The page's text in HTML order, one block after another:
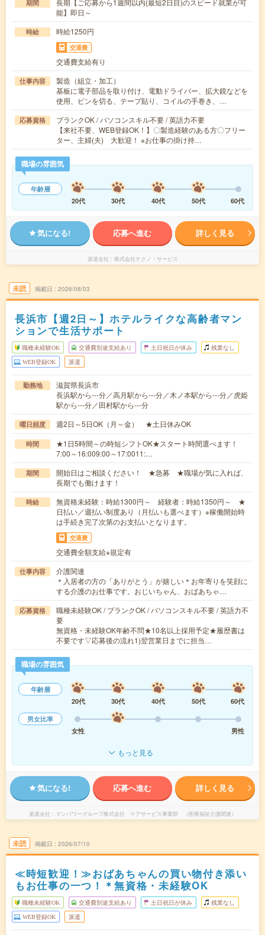
期間
長期【ご応募から1週間以内(最短2日目)のスピード就業が可
能】即日～
時給 時給1250円
交通費
交通費支給有り
仕事内容
製造（組立・加工）
基板に電子部品を取り付け、電動ドライバー、拡大鏡などを
使用、ピンを切る、テープ貼り、コイルの手巻き、…
応募資格
ブランクOK / パソコンスキル不要 / 英語力不要
【来社不要、WEB登録OK！】〇製造経験のある方〇フリー
ター、主婦(夫) 大歓迎！ ※お仕事の掛け持…
職場の雰囲気
年齢層
20代
30代 40代 50代 60代
気になる! 応募へ進む 詳しく見る
派遣会社 株式会社テクノ・サービス
未読 掲載日 2026/08/03
長浜市【週2日～】ホテルライクな高齢者マン
ションで生活サポート
職種未経験OK 交通費別途支給あり 土日祝日が休み 残業なし
WEB登録OK 派遣
勤務地
滋賀県長浜市
長浜駅から---分／高月駅から---分／木ノ本駅から---分／虎姫
駅から---分／田村駅から---分
曜日頻度 週2日～5日OK（月～金） ★土日休みOK
時間
★1日5時間～の時短シフトOK★スタート時間選べます！
7:00～16:009:00～17:0011:…
期間
開始日はご相談ください！ ★急募 ★職場が気に入れば、
長期でも働けます！
時給
無資格未経験：時給1300円～ 経験者：時給1350円～ ★
日払い／週払い制度あり（月払いも選べます）※稼働開始時
は手続き完了次第のお支払いとなります。
交通費
交通費全額支給※規定有
仕事内容
介護関連
＊入居者の方の「ありがとう」が嬉しい＊お年寄りを笑顔に
する介護のお仕事です。おじいちゃん、おばあちゃ…
応募資格
職種未経験OK / ブランクOK / パソコンスキル不要 / 英語力不
要
無資格・未経験OK年齢不問★10名以上採用予定★履歴書は
不要です▽応募後の流れ1)翌営業日までに担当…
職場の雰囲気
年齢層
20代
30代 40代 50代
60代
男女比率
女性
男性
もっと見る
気になる! 応募へ進む 詳しく見る
派遣会社 マンパワーグループ株式会社 ケアサービス事業部 （医療福祉介護関連）
未読 掲載日 2026/07/10
≪時短歓迎！≫おばあちゃんの買い物付き添い
もお仕事の一つ！＊無資格・未経験OK
職種未経験OK 交通費別途支給あり 土日祝日が休み 残業なし
WEB登録OK 派遣